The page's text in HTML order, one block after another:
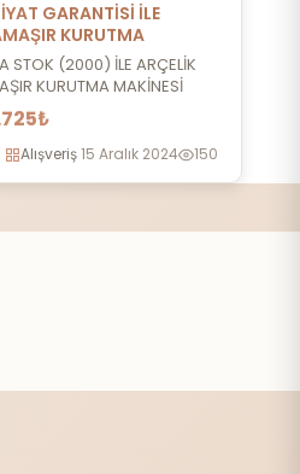
GARANTİSİ İLE
KURUTMA
STOK (2000) İLE ARÇELİK
KURUTMA MAKİNESİ
Alışveriş15 Aralık 2024 150